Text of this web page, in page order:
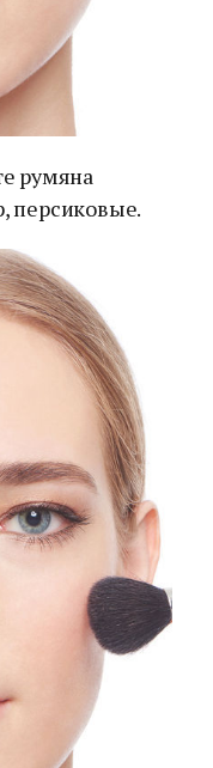
румяна
персиковые.